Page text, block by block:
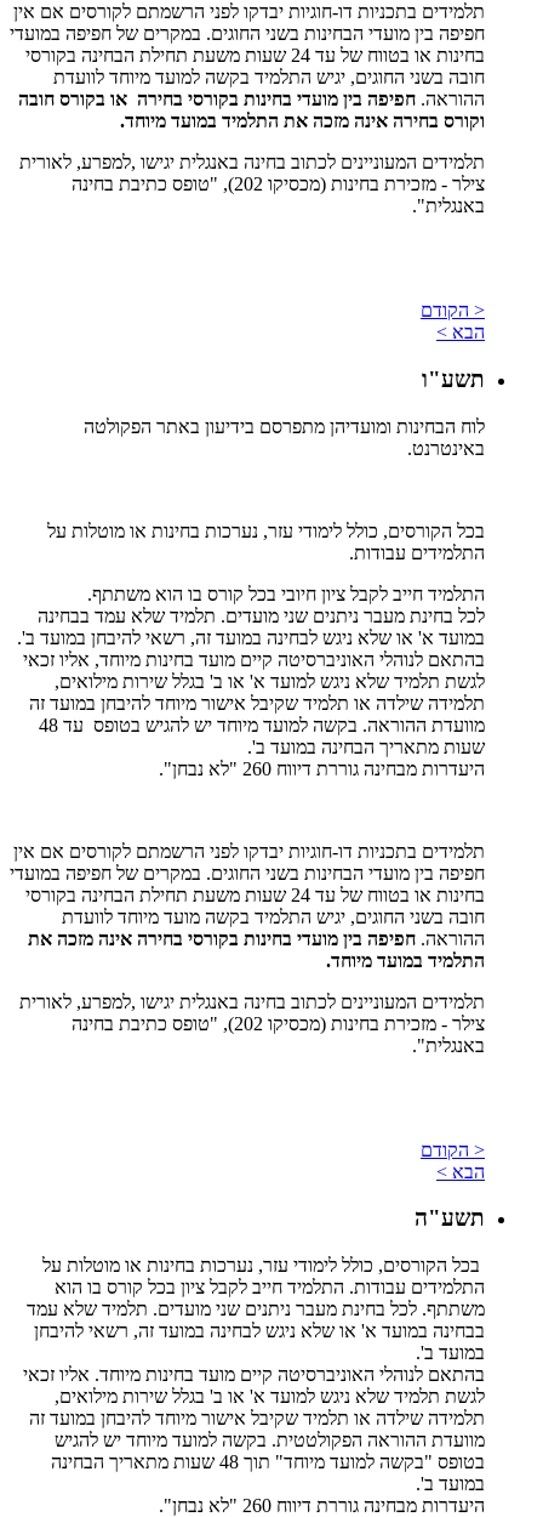
תלמידים בתכניות דו-חוגיות יבדקו לפני הרשמתם לקורסים אם אין
חפיפה בין מועדי הבחינות בשני החוגים. במקרים של חפיפה במועדי
בחינות או בטווח של עד 24 שעות משעת תחילת הבחינה בקורסי
חובה בשני החוגים, יגיש התלמיד בקשה למועד מיוחד לוועדת
ההוראה. חפיפה בין מועדי בחינות בקורסי בחירה או בקורס חובה
וקורס בחירה אינה מזכה את התלמיד במועד מיוחד.
תלמידים המעוניינים לכתוב בחינה באנגלית יגישו ,למפרע, לאורית
צילר - מזכירת בחינות (מכסיקו 202), "טופס כתיבת בחינה
באנגלית".
< הקודם
הבא >
תשע"ו
לוח הבחינות ומועדיהן מתפרסם בידיעון באתר הפקולטה
באינטרנט.
בכל הקורסים, כולל לימודי עזר, נערכות בחינות או מוטלות על
התלמידים עבודות.
התלמיד חייב לקבל ציון חיובי בכל קורס בו הוא משתתף.
לכל בחינת מעבר ניתנים שני מועדים. תלמיד שלא עמד בבחינה
במועד א' או שלא ניגש לבחינה במועד זה, רשאי להיבחן במועד ב'.
בהתאם לנוהלי האוניברסיטה קיים מועד בחינות מיוחד, אליו זכאי
לגשת תלמיד שלא ניגש למועד א' או ב' בגלל שירות מילואים,
תלמידה שילדה או תלמיד שקיבל אישור מיוחד להיבחן במועד זה
מוועדת ההוראה. בקשה למועד מיוחד יש להגיש בטופס עד 48
שעות מתאריך הבחינה במועד ב'.
היעדרות מבחינה גוררת דיווח 260 "לא נבחן".
תלמידים בתכניות דו-חוגיות יבדקו לפני הרשמתם לקורסים אם אין
חפיפה בין מועדי הבחינות בשני החוגים. במקרים של חפיפה במועדי
בחינות או בטווח של עד 24 שעות משעת תחילת הבחינה בקורסי
חובה בשני החוגים, יגיש התלמיד בקשה מועד מיוחד לוועדת
ההוראה. חפיפה בין מועדי בחינות בקורסי בחירה אינה מזכה את
התלמיד במועד מיוחד.
תלמידים המעוניינים לכתוב בחינה באנגלית יגישו ,למפרע, לאורית
צילר - מזכירת בחינות (מכסיקו 202), "טופס כתיבת בחינה
באנגלית".
< הקודם
הבא >
תשע"ה
בכל הקורסים, כולל לימודי עזר, נערכות בחינות או מוטלות על
התלמידים עבודות. התלמיד חייב לקבל ציון בכל קורס בו הוא
משתתף. לכל בחינת מעבר ניתנים שני מועדים. תלמיד שלא עמד
בבחינה במועד א' או שלא ניגש לבחינה במועד זה, רשאי להיבחן
במועד ב'.
בהתאם לנוהלי האוניברסיטה קיים מועד בחינות מיוחד. אליו זכאי
לגשת תלמיד שלא ניגש למועד א' או ב' בגלל שירות מילואים,
תלמידה שילדה או תלמיד שקיבל אישור מיוחד להיבחן במועד זה
מוועדת ההוראה הפקולטטית. בקשה למועד מיוחד יש להגיש
בטופס "בקשה למועד מיוחד" תוך 48 שעות מתאריך הבחינה
במועד ב'.
היעדרות מבחינה גוררת דיווח 260 "לא נבחן".